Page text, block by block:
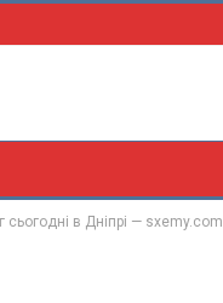
сьогодні в Дніпрі — sxemy.com